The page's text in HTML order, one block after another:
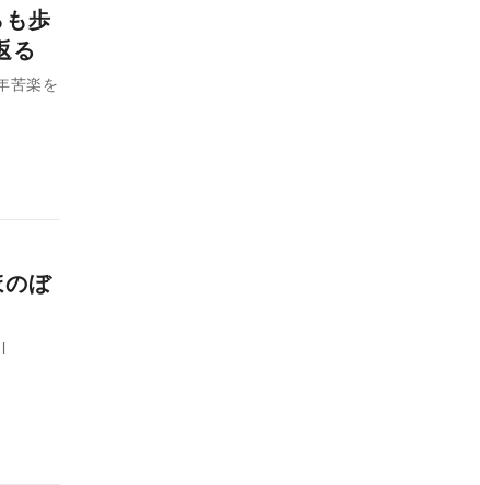
歩
る
苦楽を
ぼ